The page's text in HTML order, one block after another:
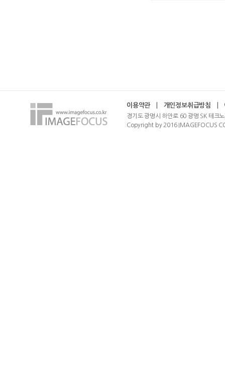
이용약관 개인정보취급방침
경기도 광명시 하안로 60 광명 SK 테크
Copyright by 2016 IMAGEFOCUS